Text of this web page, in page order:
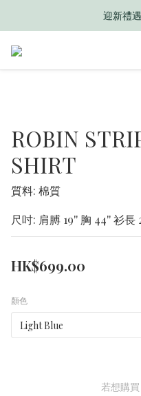
香港訂
迎新禮
ROBIN
SHIRT
質料: 棉質
尺吋: 肩膊 19'' 胸 44'' 衫長
HK$699.00
顏色
若想購買